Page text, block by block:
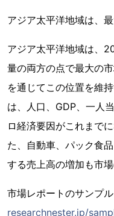
アジア太平洋地域は、
アジア太平洋地域は、
量の両方の点で最大の
を通じてこの位置を維
は、人口、GDP、一人
ロ経済要因がこれまで
た、自動車、パック食
する売上高の増加も市
市場レポートのサンプ
researchnester.jp/